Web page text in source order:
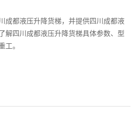
成都​液压升降货梯，并提供四川成都​液
解四川成都​液压升降货梯具体参数、型
。